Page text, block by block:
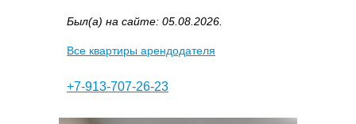
Был(а) на сайте: 05.08.2026.
Все квартиры арендодателя
+7-913-707-26-23